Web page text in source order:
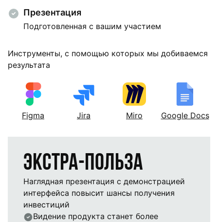
Презентация
Подготовленная с вашим участием
Инструменты, с помощью которых мы добиваемся
результата
Figma Jira Miro Google Docs
Экстра-польза
Наглядная презентация с демонстрацией
интерфейса повысит шансы получения
инвестиций
Видение продукта станет более